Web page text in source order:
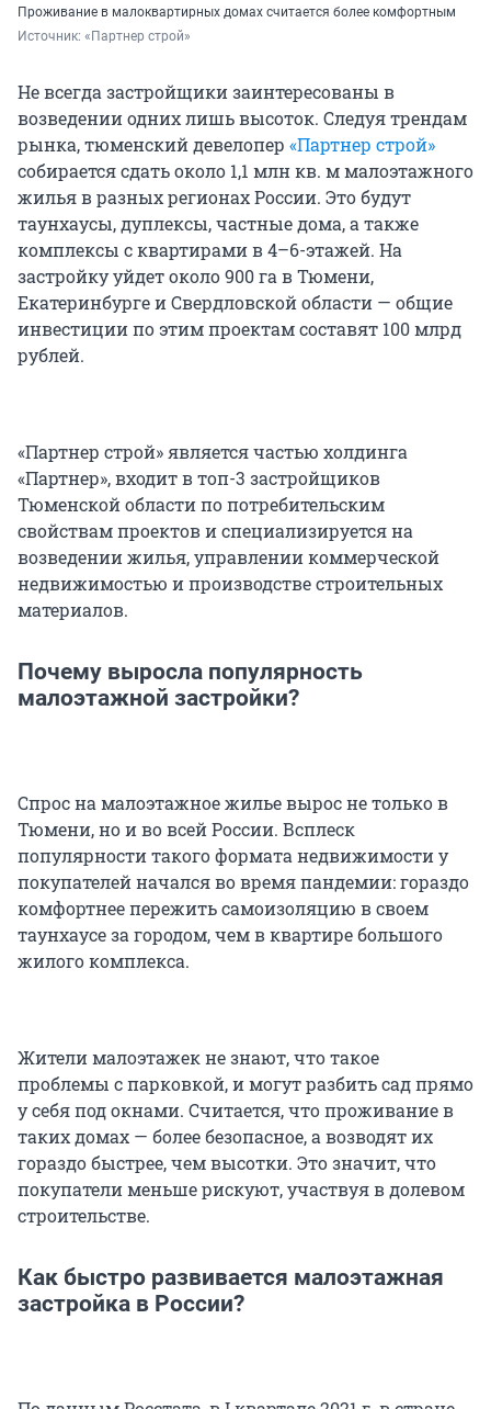
Проживание в малоквартирных домах считается более комфортным
Источник: «Партнер строй»
Не всегда застройщики заинтересованы в
возведении одних лишь высоток. Следуя трендам
рынка, тюменский девелопер «Партнер строй»
собирается сдать около 1,1 млн кв. м малоэтажного
жилья в разных регионах России. Это будут
таунхаусы, дуплексы, частные дома, а также
комплексы с квартирами в 4–6-этажей. На
застройку уйдет около 900 га в Тюмени,
Екатеринбурге и Свердловской области — общие
инвестиции по этим проектам составят 100 млрд
рублей.
«Партнер строй» является частью холдинга
«Партнер», входит в топ-3 застройщиков
Тюменской области по потребительским
свойствам проектов и специализируется на
возведении жилья, управлении коммерческой
недвижимостью и производстве строительных
материалов.
Почему выросла популярность
малоэтажной застройки?
Спрос на малоэтажное жилье вырос не только в
Тюмени, но и во всей России. Всплеск
популярности такого формата недвижимости у
покупателей начался во время пандемии: гораздо
комфортнее пережить самоизоляцию в своем
таунхаусе за городом, чем в квартире большого
жилого комплекса.
Жители малоэтажек не знают, что такое
проблемы с парковкой, и могут разбить сад прямо
у себя под окнами. Считается, что проживание в
таких домах — более безопасное, а возводят их
гораздо быстрее, чем высотки. Это значит, что
покупатели меньше рискуют, участвуя в долевом
строительстве.
Как быстро развивается малоэтажная
застройка в России?